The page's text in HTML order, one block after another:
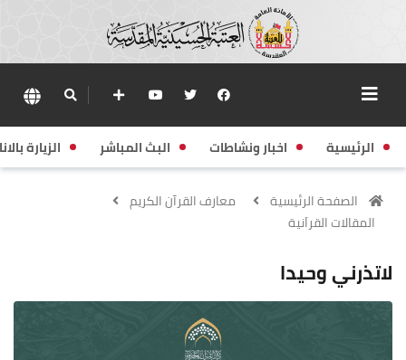
الرئيسية اخبار ونشاطات البث المباشر الزيارة
الصفحة الرئيسية
معارف القرآن الكريم
المقالات القراَنية
لاتذرني وحيدا